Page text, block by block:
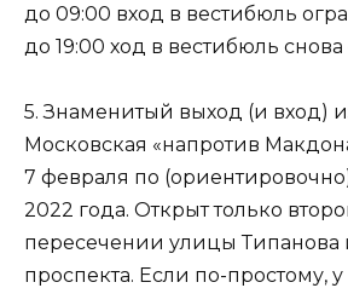
до 09:00 вход в вестибюль
до 19:00 ход в вестибюль
5. Знаменитый выход (и вход)
Московская «напротив
7 февраля по
2022 года. Открыт только
пересечении улицы Типанова
проспекта. Если по-простому,